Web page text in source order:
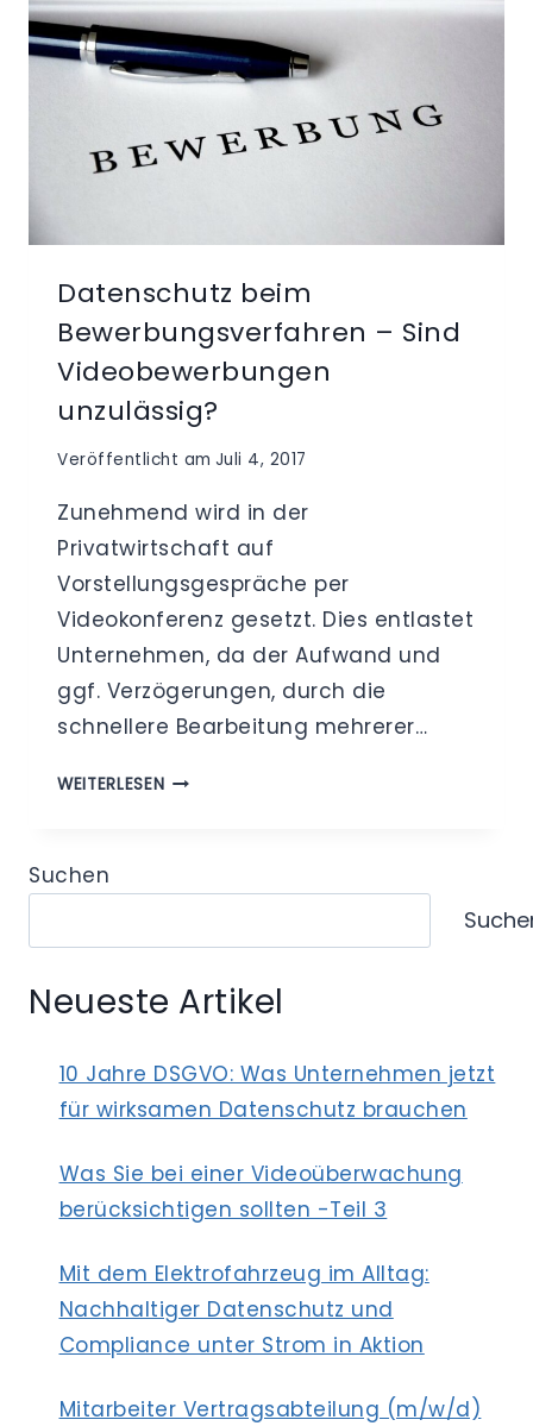
Datenschutz beim
Bewerbungsverfahren – Sind
Videobewerbungen
unzulässig?
Veröffentlicht am Juli 4, 2017
Zunehmend wird in der
Privatwirtschaft auf
Vorstellungsgespräche per
Videokonferenz gesetzt. Dies entlastet
Unternehmen, da der Aufwand und
ggf. Verzögerungen, durch die
schnellere Bearbeitung mehrerer…
WEITERLESENDATENSCHUTZ
SIND
UNZULÄSSIG?
Suchen
Neueste Artikel
10 Jahre DSGVO: Was Unternehmen jetzt
für wirksamen Datenschutz brauchen
Was Sie bei einer Videoüberwachung
berücksichtigen sollten -Teil 3
Mit dem Elektrofahrzeug im Alltag:
Nachhaltiger Datenschutz und
Compliance unter Strom in Aktion
Mitarbeiter Vertragsabteilung (m/w/d)